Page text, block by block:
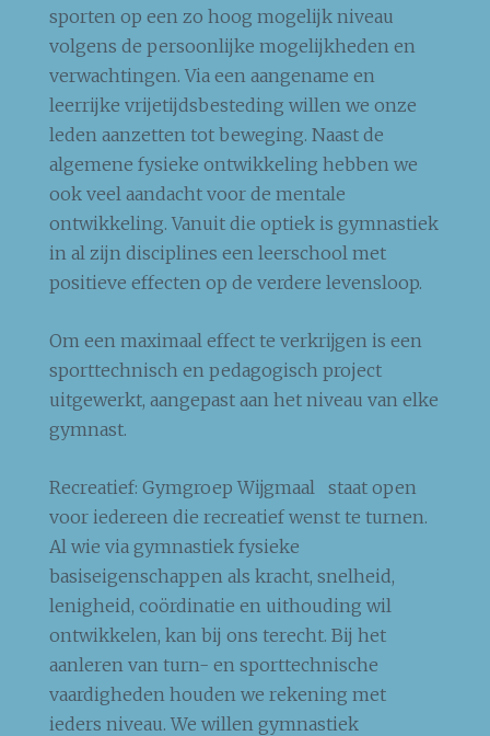
sporten op een zo hoog mogelijk niveau
volgens de persoonlijke mogelijkheden en
verwachtingen. Via een aangename en
leerrijke vrijetijdsbesteding willen we onze
leden aanzetten tot beweging. Naast de
algemene fysieke ontwikkeling hebben we
ook veel aandacht voor de mentale
ontwikkeling. Vanuit die optiek is gymnastiek
in al zijn disciplines een leerschool met
positieve effecten op de verdere levensloop.
Om een maximaal effect te verkrijgen is een
sporttechnisch en pedagogisch project
uitgewerkt, aangepast aan het niveau van elke
gymnast.
Recreatief: Gymgroep Wijgmaal staat open
voor iedereen die recreatief wenst te turnen.
Al wie via gymnastiek fysieke
basiseigenschappen als kracht, snelheid,
lenigheid, coördinatie en uithouding wil
ontwikkelen, kan bij ons terecht. Bij het
aanleren van turn- en sporttechnische
vaardigheden houden we rekening met
ieders niveau. We willen gymnastiek